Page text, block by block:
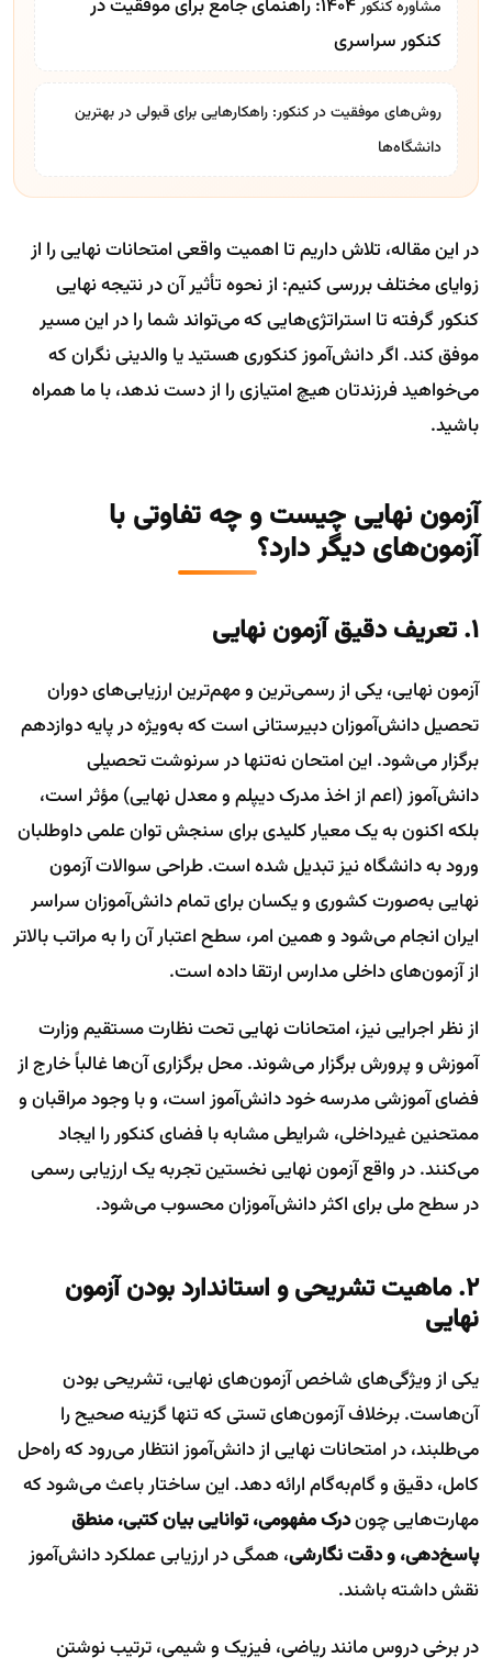
مشاوره کنکور
۱۴۰۴: راهنمای جامع برای موفقیت در
کنکور سراسری
روش‌های موفقیت در کنکور: راهکارهایی برای قبولی در بهترین
دانشگاه‌ها
در این مقاله، تلاش داریم تا اهمیت واقعی امتحانات نهایی را از
زوایای مختلف بررسی کنیم: از نحوه تأثیر آن در نتیجه نهایی
کنکور گرفته تا استراتژی‌هایی که می‌تواند شما را در این مسیر
موفق کند. اگر دانش‌آموز کنکوری هستید یا والدینی نگران که
می‌خواهید فرزندتان هیچ امتیازی را از دست ندهد، با ما همراه
باشید.
آزمون نهایی چیست و چه تفاوتی با
آزمون‌های دیگر دارد؟
۱. تعریف دقیق آزمون نهایی
آزمون نهایی، یکی از رسمی‌ترین و مهم‌ترین ارزیابی‌های دوران
تحصیل دانش‌آموزان دبیرستانی است که به‌ویژه در پایه دوازدهم
برگزار می‌شود. این امتحان نه‌تنها در سرنوشت تحصیلی
دانش‌آموز (اعم از اخذ مدرک دیپلم و معدل نهایی) مؤثر است،
بلکه اکنون به یک معیار کلیدی برای سنجش توان علمی داوطلبان
ورود به دانشگاه نیز تبدیل شده است. طراحی سوالات آزمون
نهایی به‌صورت کشوری و یکسان برای تمام دانش‌آموزان سراسر
ایران انجام می‌شود و همین امر، سطح اعتبار آن را به مراتب بالاتر
از آزمون‌های داخلی مدارس ارتقا داده است.
از نظر اجرایی نیز، امتحانات نهایی تحت نظارت مستقیم وزارت
آموزش و پرورش برگزار می‌شوند. محل برگزاری آن‌ها غالباً خارج از
فضای آموزشی مدرسه خود دانش‌آموز است، و با وجود مراقبان و
ممتحنین غیرداخلی، شرایطی مشابه با فضای کنکور را ایجاد
می‌کنند. در واقع آزمون نهایی نخستین تجربه یک ارزیابی رسمی
در سطح ملی برای اکثر دانش‌آموزان محسوب می‌شود.
۲. ماهیت تشریحی و استاندارد بودن آزمون
نهایی
یکی از ویژگی‌های شاخص آزمون‌های نهایی، تشریحی بودن
آن‌هاست. برخلاف آزمون‌های تستی که تنها گزینه صحیح را
می‌طلبند، در امتحانات نهایی از دانش‌آموز انتظار می‌رود که راه‌حل
کامل، دقیق و گام‌به‌گام ارائه دهد. این ساختار باعث می‌شود که
مهارت‌هایی چوندرک مفهومی، توانایی بیان کتبی، منطق
پاسخ‌دهی، و دقت نگارشی، همگی در ارزیابی عملکرد دانش‌آموز
نقش داشته باشند.
در برخی دروس مانند ریاضی، فیزیک و شیمی، ترتیب نوشتن